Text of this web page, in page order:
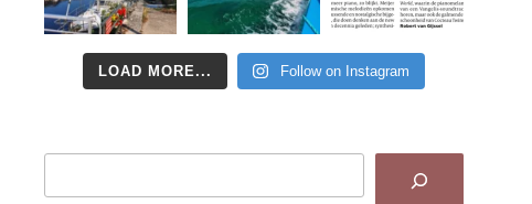
LOAD MORE... Follow on Instagram